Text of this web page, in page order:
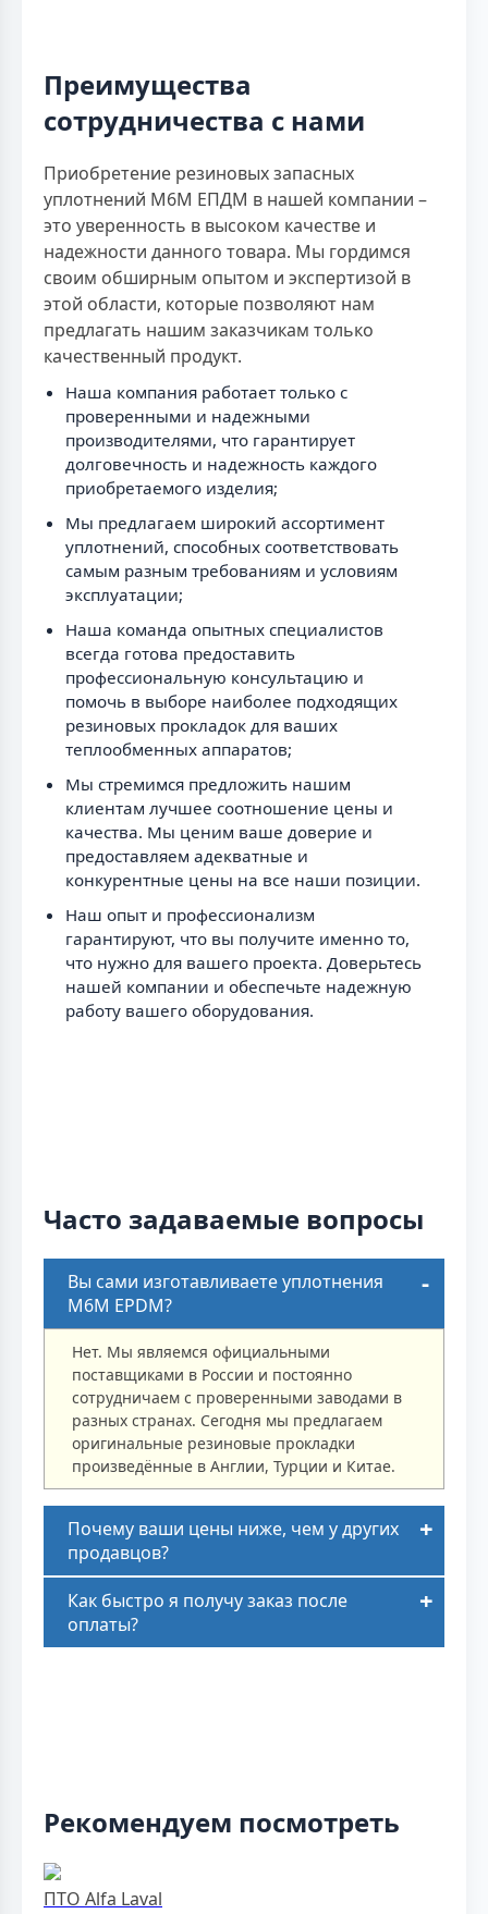
Преимущества
сотрудничества с нами
Приобретение резиновых запасных
уплотнений М6М ЕПДМ в нашей компании –
это уверенность в высоком качестве и
надежности данного товара. Мы гордимся
своим обширным опытом и экспертизой в
этой области, которые позволяют нам
предлагать нашим заказчикам только
качественный продукт.
Наша компания работает только с
проверенными и надежными
производителями, что гарантирует
долговечность и надежность каждого
приобретаемого изделия;
Мы предлагаем широкий ассортимент
уплотнений, способных соответствовать
самым разным требованиям и условиям
эксплуатации;
Наша команда опытных специалистов
всегда готова предоставить
профессиональную консультацию и
помочь в выборе наиболее подходящих
резиновых прокладок для ваших
теплообменных аппаратов;
Мы стремимся предложить нашим
клиентам лучшее соотношение цены и
качества. Мы ценим ваше доверие и
предоставляем адекватные и
конкурентные цены на все наши позиции.
Наш опыт и профессионализм
гарантируют, что вы получите именно то,
что нужно для вашего проекта. Доверьтесь
нашей компании и обеспечьте надежную
работу вашего оборудования.
Часто задаваемые вопросы
Вы сами изготавливаете уплотнения
M6M EPDM?
Нет. Мы являемся официальными
поставщиками в России и постоянно
сотрудничаем с проверенными заводами в
разных странах. Сегодня мы предлагаем
оригинальные резиновые прокладки
произведённые в Англии, Турции и Китае.
Почему ваши цены ниже, чем у других
продавцов?
Как быстро я получу заказ после
оплаты?
Рекомендуем посмотреть
ПТО Alfa Laval